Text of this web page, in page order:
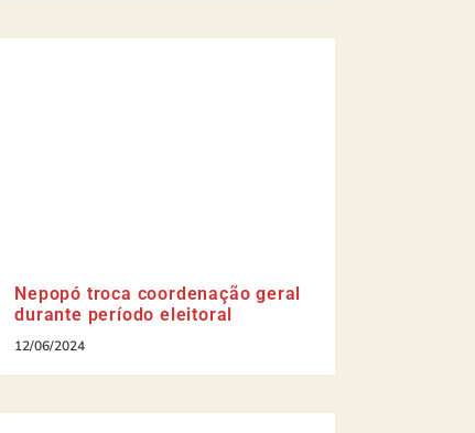
Nepopó troca coordenação geral
durante período eleitoral
12/06/2024